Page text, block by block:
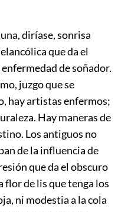
diríase, sonrisa
que da el
de soñador.
juzgo que se
hay artistas enfermos;
Hay maneras de
Los antiguos no
de la influencia de
que da el obscuro
flor de lis que tenga los
ni modestia a la cola